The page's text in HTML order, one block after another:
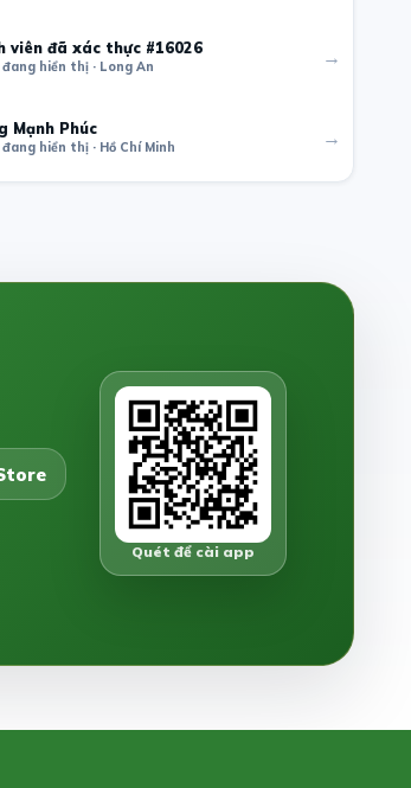
viên đã xác thực #16026
hiển thị · Long An →
Mạnh Phúc
hiển thị · Hồ Chí Minh →
Quét để cài app